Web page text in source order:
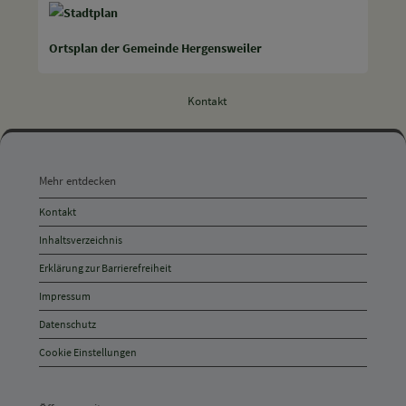
Ortsplan der Gemeinde Hergensweiler
Kontakt
entdecken,
Öffnungszeiten
und
Anschrift
und
Kontakt
Mehr entdecken
Kontakt
Inhaltsverzeichnis
Erklärung zur Barrierefreiheit
Impressum
Datenschutz
Cookie Einstellungen